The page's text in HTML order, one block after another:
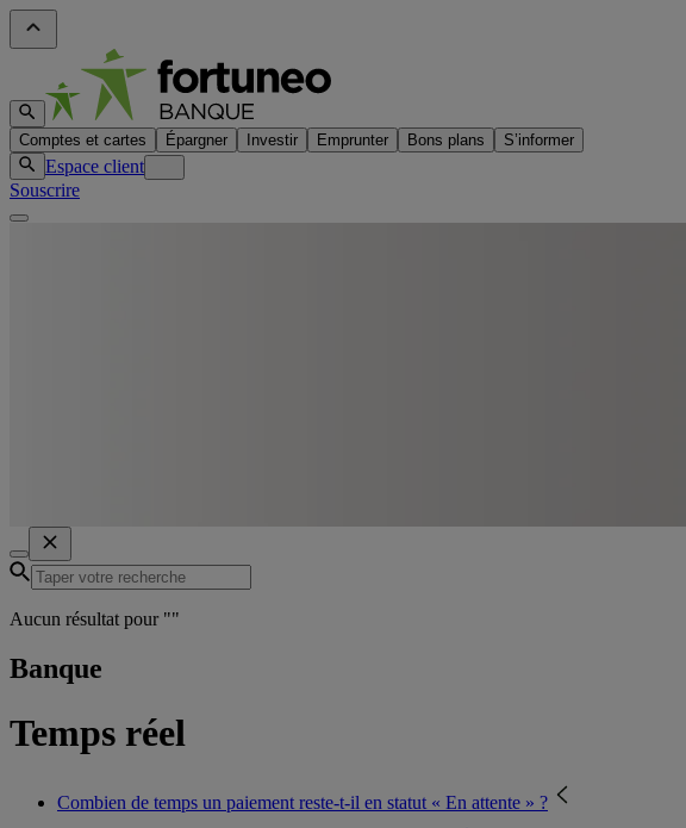
Comptes et cartes Épargner Investir Emprunter Bons plans S’informer
Espace client
Souscrire
Aucun résultat pour ""
Banque
Temps réel
Combien de temps un paiement reste-t-il en statut « En attente » ?